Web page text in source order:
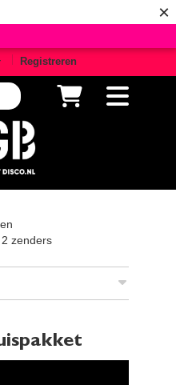
×
registreren
Registreren
zenders